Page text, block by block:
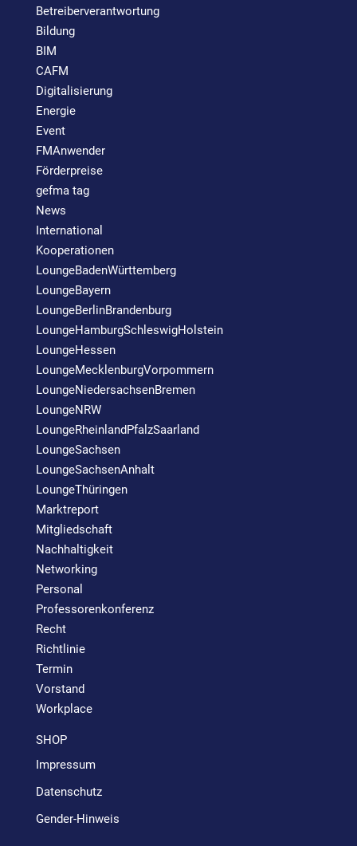
Betreiberverantwortung
Bildung
BIM
CAFM
Digitalisierung
Energie
Event
FMAnwender
Förderpreise
gefma tag
News
International
Kooperationen
LoungeBadenWürttemberg
LoungeBayern
LoungeBerlinBrandenburg
LoungeHamburgSchleswigHolstein
LoungeHessen
LoungeMecklenburgVorpommern
LoungeNiedersachsenBremen
LoungeNRW
LoungeRheinlandPfalzSaarland
LoungeSachsen
LoungeSachsenAnhalt
LoungeThüringen
Marktreport
Mitgliedschaft
Nachhaltigkeit
Networking
Personal
Professorenkonferenz
Recht
Richtlinie
Termin
Vorstand
Workplace
SHOP
Impressum
Datenschutz
Gender-Hinweis